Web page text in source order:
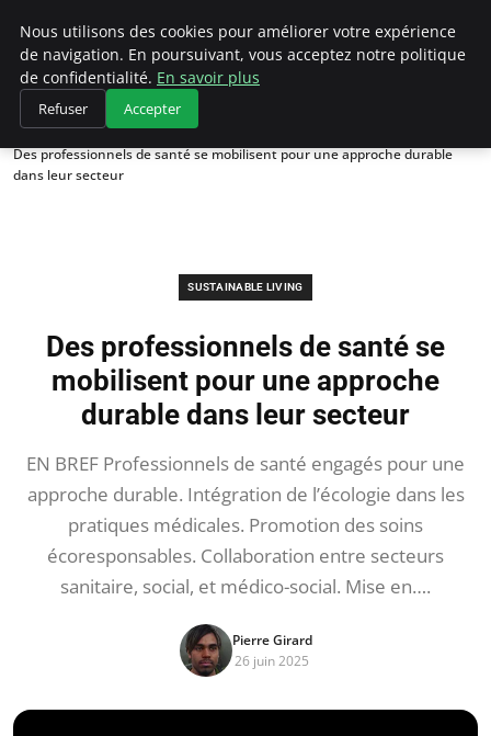
Climategatecountryclub.com
Accueil
Sustainable Living
Des professionnels de santé se mobilisent pour une approche durable
dans leur secteur
SUSTAINABLE LIVING
Des professionnels de santé se
mobilisent pour une approche
durable dans leur secteur
EN BREF Professionnels de santé engagés pour une
approche durable. Intégration de l’écologie dans les
pratiques médicales. Promotion des soins
écoresponsables. Collaboration entre secteurs
sanitaire, social, et médico-social. Mise en….
Pierre Girard
26 juin 2025
Nous utilisons des cookies pour améliorer votre expérience
de navigation. En poursuivant, vous acceptez notre politique
de confidentialité. En savoir plus
Refuser Accepter